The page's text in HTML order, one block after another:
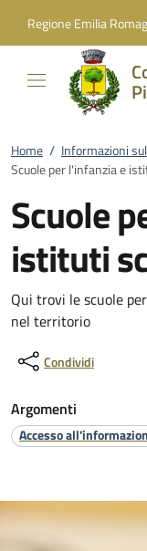
Regione Emilia
Home / Informazioni
Scuole per l'infanzia e
Scuole
istituti
Qui trovi le scuole
nel territorio
Condividi
Argomenti
Accesso